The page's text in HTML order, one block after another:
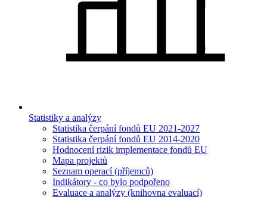
Statistiky a analýzy
Statistika čerpání fondů EU 2021-2027
Statistika čerpání fondů EU 2014-2020
Hodnocení rizik implementace fondů EU
Mapa projektů
Seznam operací (příjemců)
Indikátory - co bylo podpořeno
Evaluace a analýzy (knihovna evaluací)